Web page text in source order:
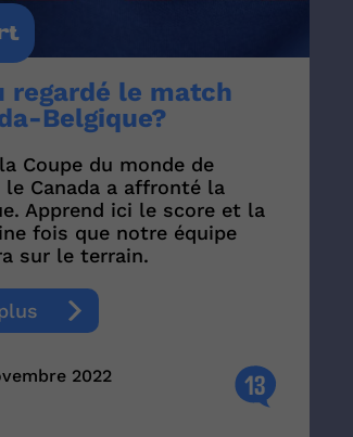
regardé le match
Belgique?
Coupe du monde de
le Canada a affronté la
Apprend ici le score et la
fois que notre équipe
sur le terrain.
2022 13